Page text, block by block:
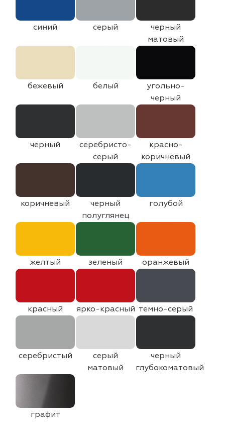
синий серый
черный
матовый
бежевый белый
угольно-
черный
черный
серебристо-
серый
красно-
коричневый
коричневый
черный
полуглянец
голубой
желтый зеленый оранжевый
красный ярко-красный темно-серый
серебристый
серый
матовый
черный
глубокоматовый
графит